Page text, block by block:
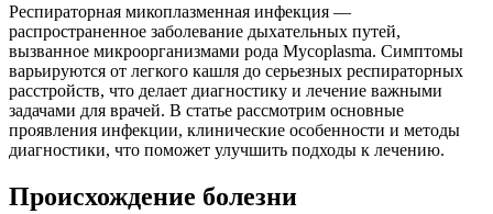
Респираторная микоплазменная инфекция —
распространенное заболевание дыхательных путей,
вызванное микроорганизмами рода Mycoplasma. Симптомы
варьируются от легкого кашля до серьезных респираторных
расстройств, что делает диагностику и лечение важными
задачами для врачей. В статье рассмотрим основные
проявления инфекции, клинические особенности и методы
диагностики, что поможет улучшить подходы к лечению.
Происхождение болезни